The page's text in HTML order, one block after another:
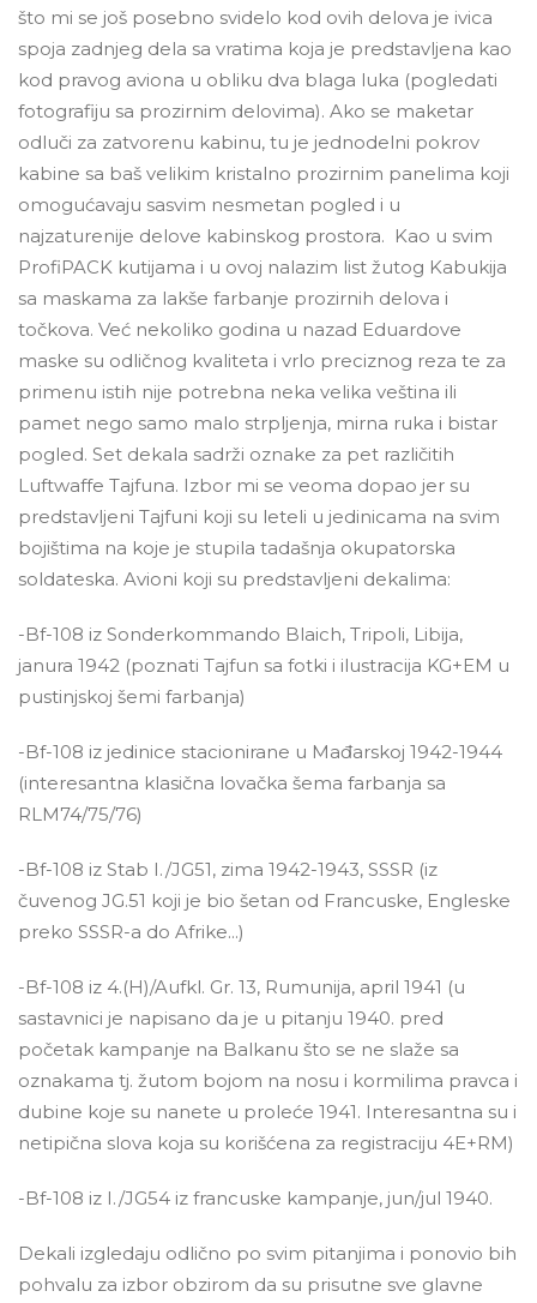
što mi se još posebno svidelo kod ovih delova je ivica
spoja zadnjeg dela sa vratima koja je predstavljena kao
kod pravog aviona u obliku dva blaga luka (pogledati
fotografiju sa prozirnim delovima). Ako se maketar
odluči za zatvorenu kabinu, tu je jednodelni pokrov
kabine sa baš velikim kristalno prozirnim panelima koji
omogućavaju sasvim nesmetan pogled i u
najzaturenije delove kabinskog prostora. Kao u svim
ProfiPACK kutijama i u ovoj nalazim list žutog Kabukija
sa maskama za lakše farbanje prozirnih delova i
točkova. Već nekoliko godina u nazad Eduardove
maske su odličnog kvaliteta i vrlo preciznog reza te za
primenu istih nije potrebna neka velika veština ili
pamet nego samo malo strpljenja, mirna ruka i bistar
pogled. Set dekala sadrži oznake za pet različitih
Luftwaffe Tajfuna. Izbor mi se veoma dopao jer su
predstavljeni Tajfuni koji su leteli u jedinicama na svim
bojištima na koje je stupila tadašnja okupatorska
soldateska. Avioni koji su predstavljeni dekalima:
-Bf-108 iz Sonderkommando Blaich, Tripoli, Libija,
janura 1942 (poznati Tajfun sa fotki i ilustracija KG+EM u
pustinjskoj šemi farbanja)
-Bf-108 iz jedinice stacionirane u Mađarskoj 1942-1944
(interesantna klasična lovačka šema farbanja sa
RLM74/75/76)
-Bf-108 iz Stab I./JG51, zima 1942-1943, SSSR (iz
čuvenog JG.51 koji je bio šetan od Francuske, Engleske
preko SSSR-a do Afrike...)
-Bf-108 iz 4.(H)/Aufkl. Gr. 13, Rumunija, april 1941 (u
sastavnici je napisano da je u pitanju 1940. pred
početak kampanje na Balkanu što se ne slaže sa
oznakama tj. žutom bojom na nosu i kormilima pravca i
dubine koje su nanete u proleće 1941. Interesantna su i
netipična slova koja su korišćena za registraciju 4E+RM)
-Bf-108 iz I./JG54 iz francuske kampanje, jun/jul 1940.
Dekali izgledaju odlično po svim pitanjima i ponovio bih
pohvalu za izbor obzirom da su prisutne sve glavne